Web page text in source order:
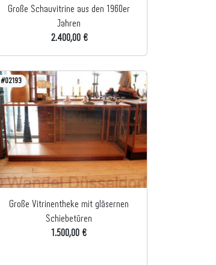
Große Schauvitrine aus den 1960er
Jahren
2.400,00 €
#02193
Große Vitrinentheke mit gläsernen
Schiebetüren
1.500,00 €